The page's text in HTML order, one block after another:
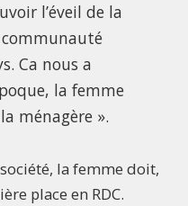
l’éveil de la
communauté
Ca nous a
la femme
ménagère ».
la femme doit,
place en RDC.